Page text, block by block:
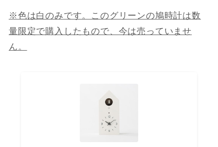
※色は白のみです。このグリーンの鳩時計は数
量限定で購入したもので、今は売っていませ
ん。